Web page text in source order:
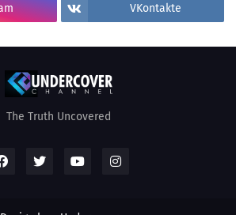
VKontakte
The Truth Uncovered